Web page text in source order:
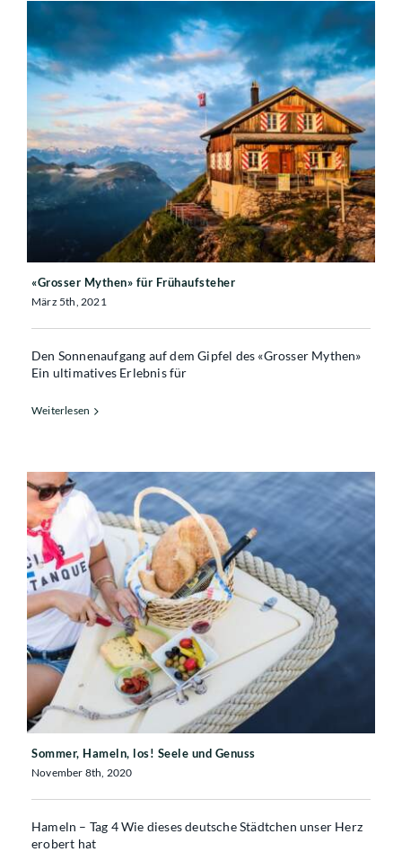
«Grosser Mythen» für Frühaufsteher
«Grosser Mythen» für Frühaufsteher
März 5th, 2021
Den Sonnenaufgang auf dem Gipfel des «Grosser Mythen»
Ein ultimatives Erlebnis für
Weiterlesen
Sommer, Hameln, los! Seele und Genuss
Sommer, Hameln, los! Seele und Genuss
November 8th, 2020
Hameln – Tag 4 Wie dieses deutsche Städtchen unser Herz
erobert hat